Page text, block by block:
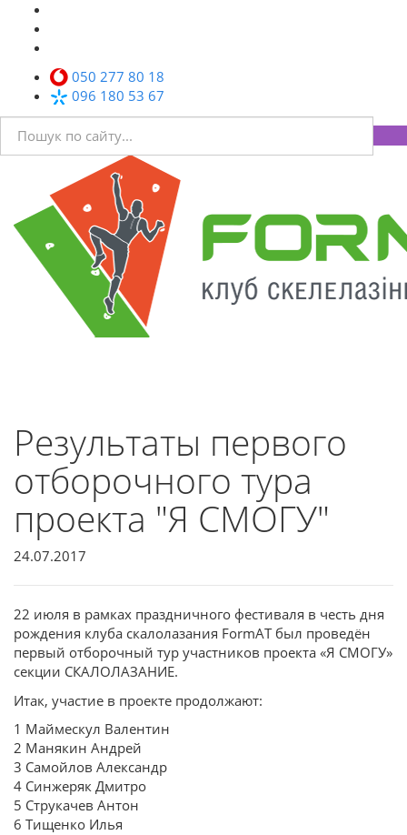
050 277 80 18
096 180 53 67
Результаты первого
отборочного тура
проекта "Я СМОГУ"
24.07.2017
22 июля в рамках праздничного фестиваля в честь дня
рождения клуба скалолазания FormAT был проведён
первый отборочный тур участников проекта «Я СМОГУ»
секции СКАЛОЛАЗАНИЕ.
Итак, участие в проекте продолжают:
1 Маймескул Валентин
2 Манякин Андрей
3 Самойлов Александр
4 Синжеряк Дмитро
5 Струкачев Антон
6 Тищенко Илья